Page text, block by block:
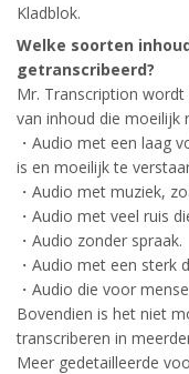
Kladblok.
Welke soorten
getranscribeerd?
Mr. Transcription
van inhoud die moeilijk
・Audio met een laag
is en moeilijk te
・Audio met muziek,
・Audio met veel ruis
・Audio zonder spraak.
・Audio met een sterk
・Audio die voor
Bovendien is het niet
transcriberen in
Meer gedetailleerde